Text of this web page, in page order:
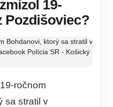
19-
Pozdišoviec?
ročnom
sa stratil v